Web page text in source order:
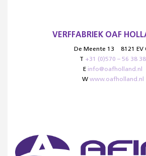
VERFFABRIEK OAF
De Meente 13
8121 EV
T +31 (0)570 – 56 38 38
E info@oafholland.nl
W www.oafholland.nl